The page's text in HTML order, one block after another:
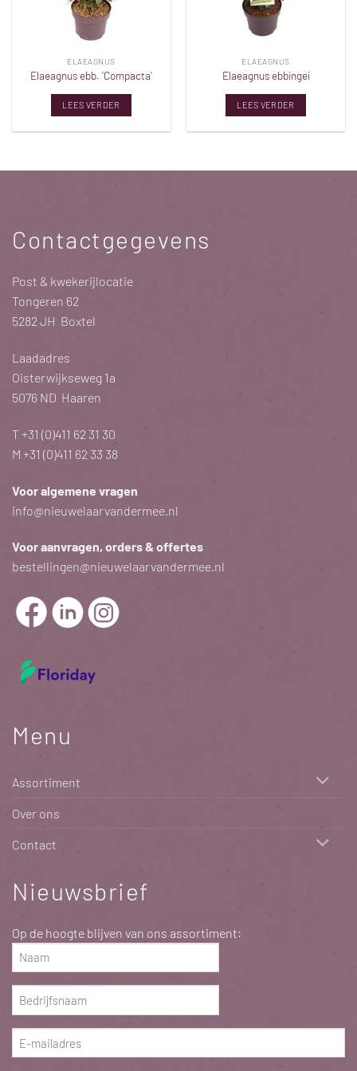
ELAEAGNUS
Elaeagnus ebb. ‘Compacta’
LEES VERDER
ELAEAGNUS
Elaeagnus ebbingei
LEES VERDER
Contactgegevens
Post & kwekerijlocatie
Tongeren 62
5282 JH Boxtel
Laadadres
Oisterwijkseweg 1a
5076 ND Haaren
T+31 (0)411 62 31 30
M +31 (0)411 62 33 38
Voor algemene vragen
info@nieuwelaarvandermee.nl
Voor aanvragen, orders & offertes
bestellingen@nieuwelaarvandermee.nl
Menu
Assortiment
Over ons
Contact
Nieuwsbrief
Op de hoogte blijven van ons assortiment:
Naam
(Vereist)
Bedrijfsnaam
(Vereist)
E-
mailadres